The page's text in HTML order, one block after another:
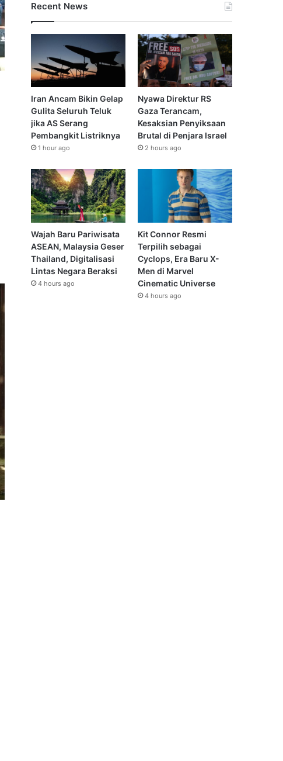
Recent News
Iran Ancam Bikin Gelap
Gulita Seluruh Teluk
jika AS Serang
Pembangkit Listriknya
1 hour ago
Nyawa Direktur RS
Gaza Terancam,
Kesaksian Penyiksaan
Brutal di Penjara Israel
2 hours ago
Wajah Baru Pariwisata
ASEAN, Malaysia Geser
Thailand, Digitalisasi
Lintas Negara Beraksi
4 hours ago
Kit Connor Resmi
Terpilih sebagai
Cyclops, Era Baru X-
Men di Marvel
Cinematic Universe
4 hours ago